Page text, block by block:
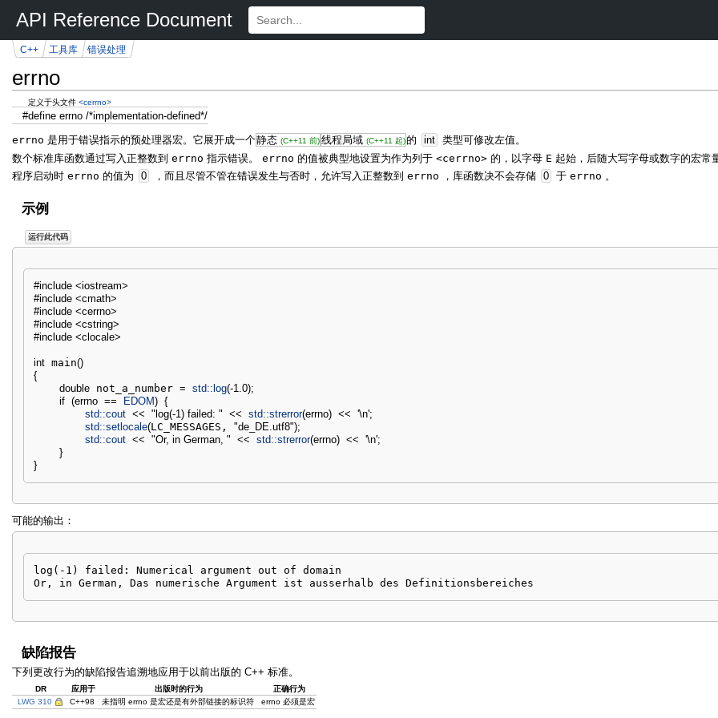
API Reference Document
errno
C++ 工具库 错误处理
定义于头文件<cerrno>
#define errno /*implementation-defined*/
errno 是用于错误指示的预处理器宏。它展开成一个静态 (C++11 前) 线程局域 (C++11 起)的 int
类型可修改左值。
数个标准库函数通过写入正整数到 errno 指示错误。 errno 的值被典型地设置为作为列于 <cerrno>的，以字母 E 起始，后随大写字母或数字的宏常
程序启动时 errno 的值为 0 ，而且尽管不管在错误发生与否时，允许写入正整数到 errno ，库函数决不会存储 0 于 errno 。
示例
运行此代码
#include <iostream>
#include <cmath>
#include <cerrno>
#include <cstring>
#include <clocale>
int main()
{
double not_a_number = std:: log(-1.0);
if (errno == EDOM) {
std::cout << "log(-1) failed: " << std::strerror(errno) << '\n';
std::setlocale(LC_MESSAGES, "de_DE.utf8");
std::cout << "Or, in German, " << std::strerror(errno) << '\n';
}
}
可能的输出：
log(-1) failed: Numerical argument out of domain
Or, in German, Das numerische Argument ist ausserhalb des Definitionsbereiches
缺陷报告
下列更改行为的缺陷报告追溯地应用于以前出版的 C++ 标准。
DR 应用于 出版时的行为
正确行为
LWG 310
C++98 未指明 errno 是宏还是有外部链接的标识符 errno 必须是宏